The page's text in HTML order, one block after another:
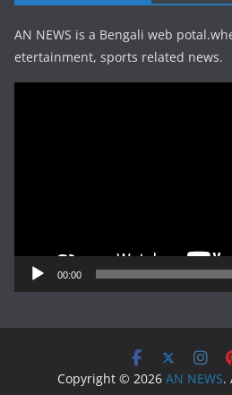
AN NEWS is a Bengali web
etertainment, sports related news.
00:00
Copyright © 2026 AN NEWS.